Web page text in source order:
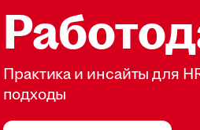
Практика и инсайты для
подходы